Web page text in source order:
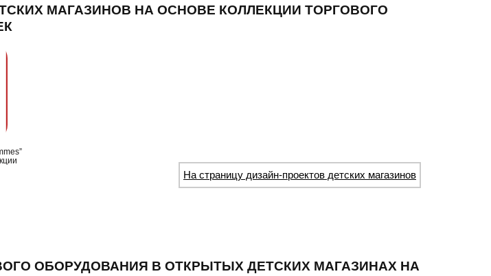
МАГАЗИНОВ НА ОСНОВЕ КОЛЛЕКЦИИ ТОРГОВОГО
На страницу дизайн-проектов детских магазинов
ОБОРУДОВАНИЯ В ОТКРЫТЫХ ДЕТСКИХ МАГАЗИНАХ НА